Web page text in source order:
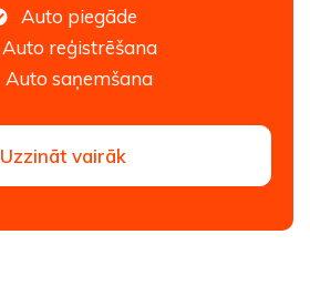
Auto piegāde
Auto reģistrēšana
Auto saņemšana
Uzzināt vairāk